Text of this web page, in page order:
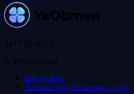
24 / 7 (UTC+3)
© Yaobmen.cash
Карта сайта
Условия предоставления услуг